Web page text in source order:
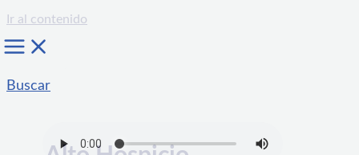
Ir al contenido
Buscar